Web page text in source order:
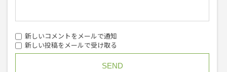
新しいコメントをメールで通知
新しい投稿をメールで受け取る